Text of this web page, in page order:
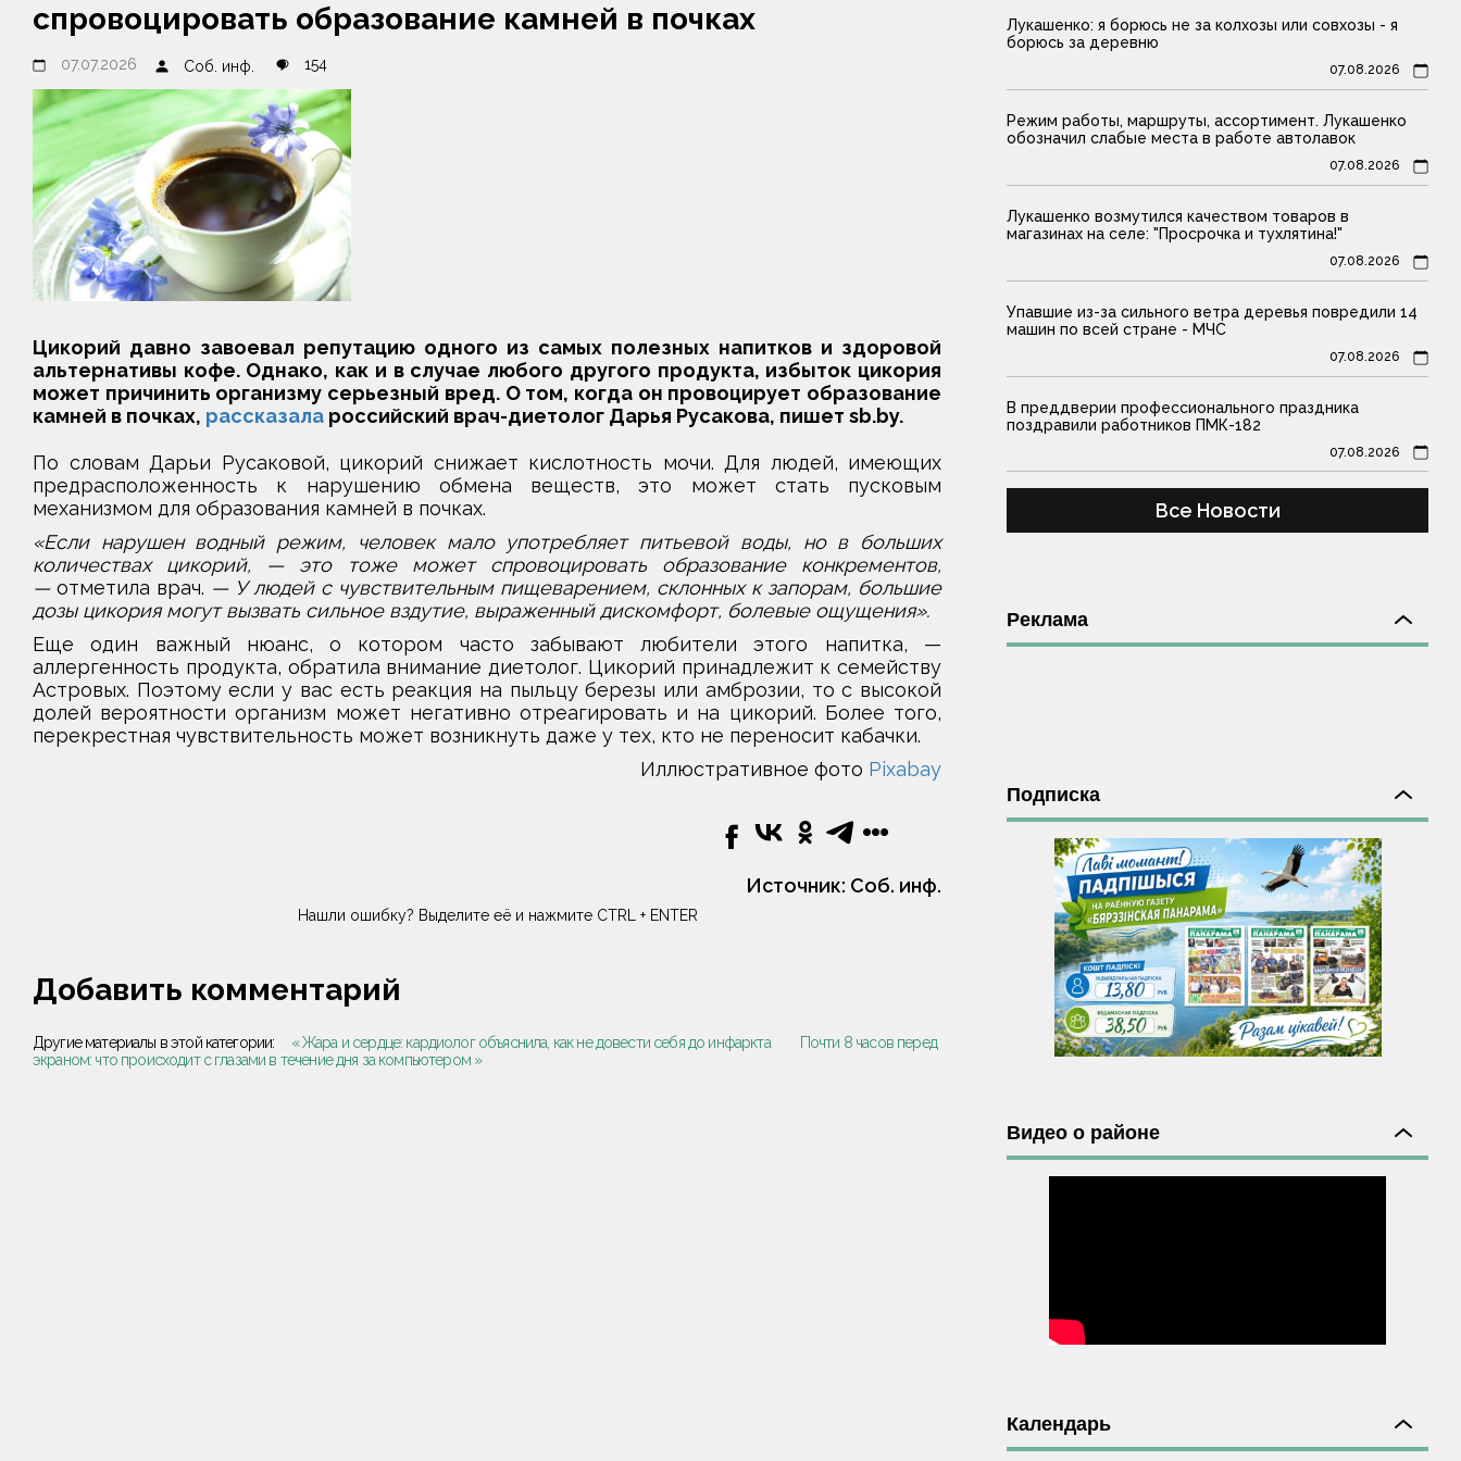
спровоцировать образование камней в почках
07.07.2026 Соб. инф. 154
Цикорий давно завоевал репутацию одного из самых полезных напитков и здоровой
альтернативы кофе. Однако, как и в случае любого другого продукта, избыток цикория
может причинить организму серьезный вред. О том, когда он провоцирует образование
камней в почках, рассказала российский врач-диетолог Дарья Русакова, пишет sb.by.
По словам Дарьи Русаковой, цикорий снижает кислотность мочи. Для людей, имеющих
предрасположенность к нарушению обмена веществ, это может стать пусковым
механизмом для образования камней в почках.
«Если нарушен водный режим, человек мало употребляет питьевой воды, но в больших
количествах цикорий, — это тоже может спровоцировать образование конкрементов,
—отметила врач. — У людей с чувствительным пищеварением, склонных к запорам, большие
дозы цикория могут вызвать сильное вздутие, выраженный дискомфорт, болевые ощущения».
Еще один важный нюанс, о котором часто забывают любители этого напитка, —
аллергенность продукта, обратила внимание диетолог. Цикорий принадлежит к семейству
Астровых. Поэтому если у вас есть реакция на пыльцу березы или амброзии, то с высокой
долей вероятности организм может негативно отреагировать и на цикорий. Более того,
перекрестная чувствительность может возникнуть даже у тех, кто не переносит кабачки.
Иллюстративное фото Pixabay
Источник: Соб. инф.
Нашли ошибку? Выделите её и нажмите CTRL + ENTER
Добавить комментарий
Другие материалы в этой категории: « Жара и сердце: кардиолог объяснила, как не довести себя до инфаркта
Почти 8 часов перед
экраном: что происходит с глазами в течение дня за компьютером »
Лукашенко: я борюсь не за колхозы или совхозы - я
борюсь за деревню
07.08.2026
Режим работы, маршруты, ассортимент. Лукашенко
обозначил слабые места в работе автолавок
07.08.2026
Лукашенко возмутился качеством товаров в
магазинах на селе: "Просрочка и тухлятина!"
07.08.2026
Упавшие из-за сильного ветра деревья повредили 14
машин по всей стране - МЧС
07.08.2026
В преддверии профессионального праздника
поздравили работников ПМК-182
07.08.2026
Все Новости
Реклама
Подписка
Видео о районе
Календарь